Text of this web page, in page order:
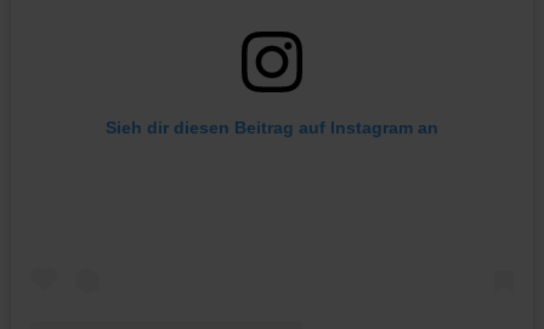
Sieh dir diesen Beitrag auf Instagram an